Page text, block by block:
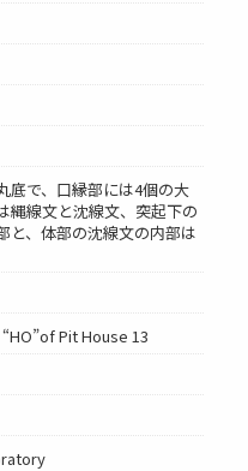
底で、口縁部には4個の大
縄線文と沈線文、突起下の
と、体部の沈線文の内部は
Pit House 13